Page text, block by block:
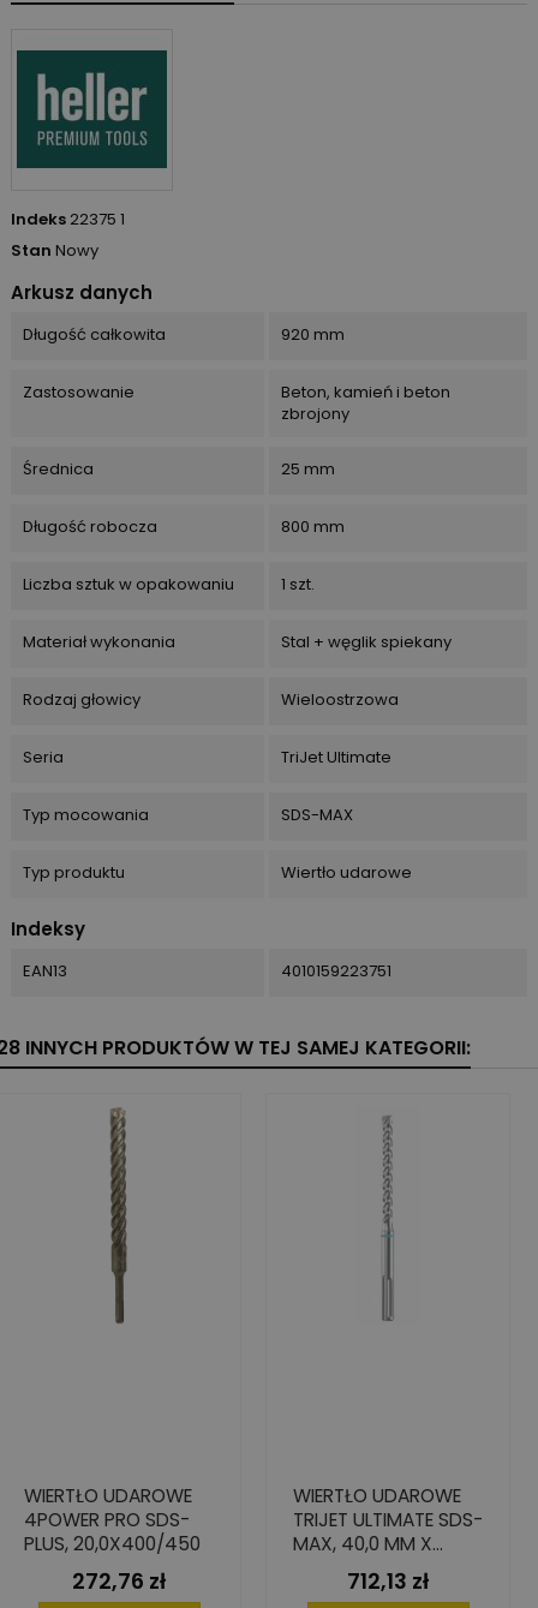
Indeks 22375 1
Stan Nowy
Arkusz danych
Długość całkowita 920 mm
Zastosowanie
Beton, kamień i beton
zbrojony
Średnica 25 mm
Długość robocza 800 mm
Liczba sztuk w opakowaniu 1 szt.
Materiał wykonania Stal + węglik spiekany
Rodzaj głowicy Wieloostrzowa
Seria TriJet Ultimate
Typ mocowania SDS-MAX
Typ produktu Wiertło udarowe
Indeksy
EAN13 4010159223751
INNYCH PRODUKTÓW W TEJ SAMEJ KATEGORII:
WIERTŁO UDAROWE
4POWER PRO SDS-
PLUS, 20,0X400/450
Cena
272,76 zł
WIERTŁO UDAROWE
TRIJET ULTIMATE SDS-
MAX, 40,0 MM X
400/520 MM
Cena
712,13 zł